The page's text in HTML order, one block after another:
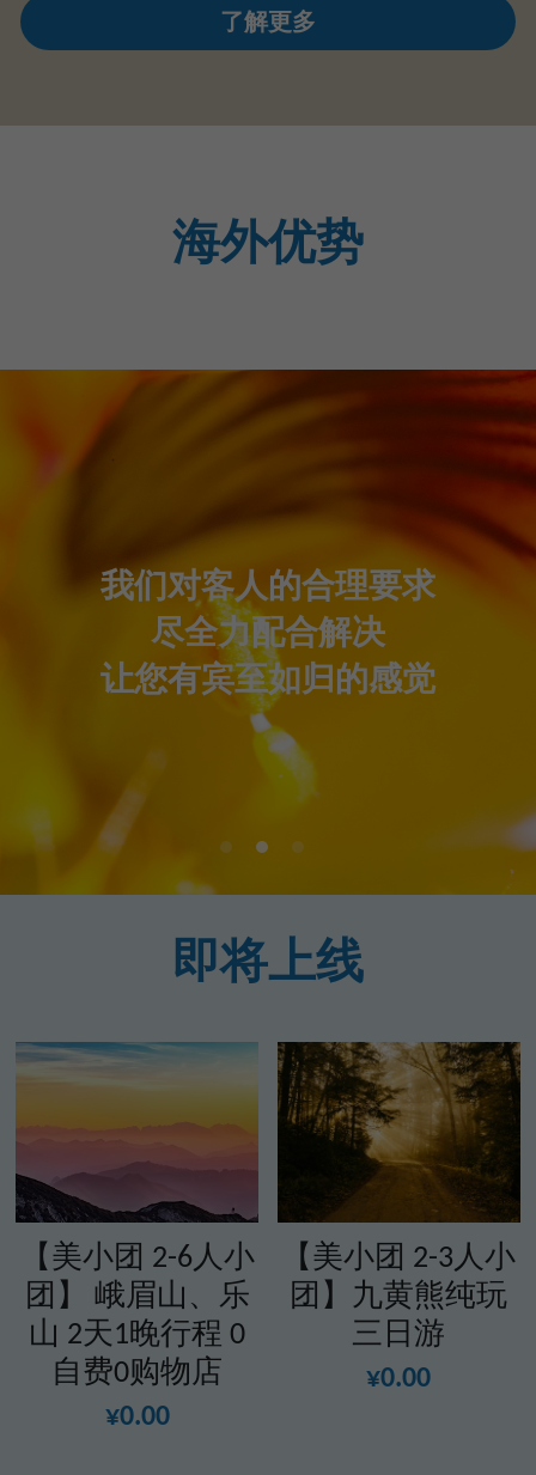
了解更多
海外优势
我们对客人的合理要求
尽全力配合解决
让您有宾至如归的感觉
即将上线
【美小团 2-6人小
团】 峨眉山、乐
山 2天1晚行程 0
自费0购物店
¥0.00
【美小团 2-3人小
团】九黄熊纯玩
三日游
¥0.00